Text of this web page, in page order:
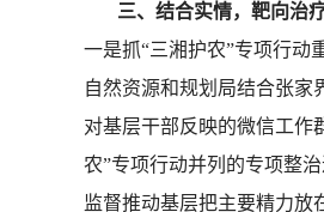
三、结合实情，靶向治疗
一是抓“三湘护农”专项行动
自然资源和规划局结合张家
对基层干部反映的微信工作
农”专项行动并列的专项整
监督推动基层把主要精力放